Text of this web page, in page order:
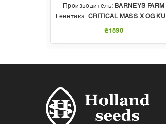
Производитель: BARNEYS FARM
Генетика:CRITICAL MASS X OG KUSH
₴1890